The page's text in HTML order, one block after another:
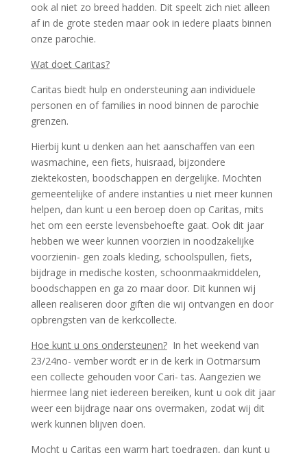
ook al niet zo breed hadden. Dit speelt zich niet alleen
af in de grote steden maar ook in iedere plaats binnen
onze parochie.
Wat doet Caritas?
Caritas biedt hulp en ondersteuning aan individuele
personen en of families in nood binnen de parochie
grenzen.
Hierbij kunt u denken aan het aanschaffen van een
wasmachine, een fiets, huisraad, bijzondere
ziektekosten, boodschappen en dergelijke. Mochten
gemeentelijke of andere instanties u niet meer kunnen
helpen, dan kunt u een beroep doen op Caritas, mits
het om een eerste levensbehoefte gaat. Ook dit jaar
hebben we weer kunnen voorzien in noodzakelijke
voorzienin- gen zoals kleding, schoolspullen, fiets,
bijdrage in medische kosten, schoonmaakmiddelen,
boodschappen en ga zo maar door. Dit kunnen wij
alleen realiseren door giften die wij ontvangen en door
opbrengsten van de kerkcollecte.
Hoe kunt u ons ondersteunen?In het weekend van
23/24no- vember wordt er in de kerk in Ootmarsum
een collecte gehouden voor Cari- tas. Aangezien we
hiermee lang niet iedereen bereiken, kunt u ook dit jaar
weer een bijdrage naar ons overmaken, zodat wij dit
werk kunnen blijven doen.
Mocht u Caritas een warm hart toedragen, dan kunt u